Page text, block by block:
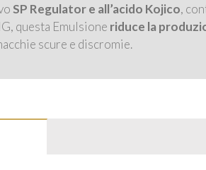
SP Regulator e all’acido Kojico,
questa Emulsione riduce la
scure e discromie.